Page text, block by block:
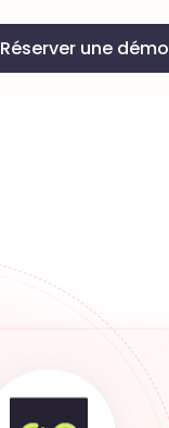
Réserver une démo